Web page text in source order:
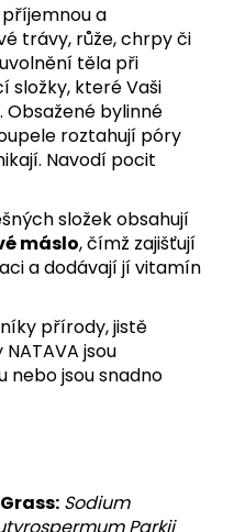
a
trávy, růže, chrpy či
těla při
složky, které Vaši
Obsažené bylinné
roztahují póry
Navodí pocit
složek obsahují
máslo, čímž zajišťují
a dodávají jí vitamín
přírody, jistě
jsou
nebo jsou snadno
Sodium
Parkii